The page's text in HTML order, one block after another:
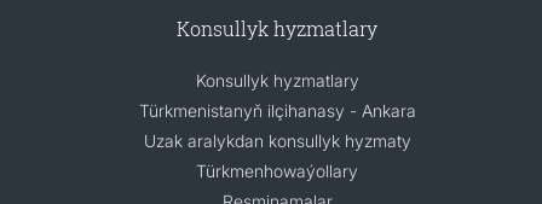
Konsullyk hyzmatlary
Konsullyk hyzmatlary
Türkmenistanyň ilçihanasy - Ankara
Uzak aralykdan konsullyk hyzmaty
Türkmenhowaýollary